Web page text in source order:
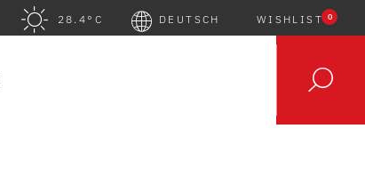
28.4°C DEUTSCH WISHLIST 0